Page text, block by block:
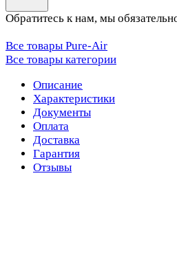
Обратитесь к нам, мы
Все товары Pure-Air
Все товары категории
Описание
Характеристики
Документы
Оплата
Доставка
Гарантия
Отзывы